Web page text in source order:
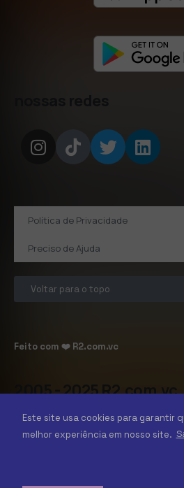
Este site usa cookies para garantir
melhor experiência em nosso site.
Política de Privacidade
Preciso de Ajuda
Voltar para o topo
Feito com ❤️ R2.com.vc
2005 - 2025 R2.com.vc
R2B PRODUÇÕES E